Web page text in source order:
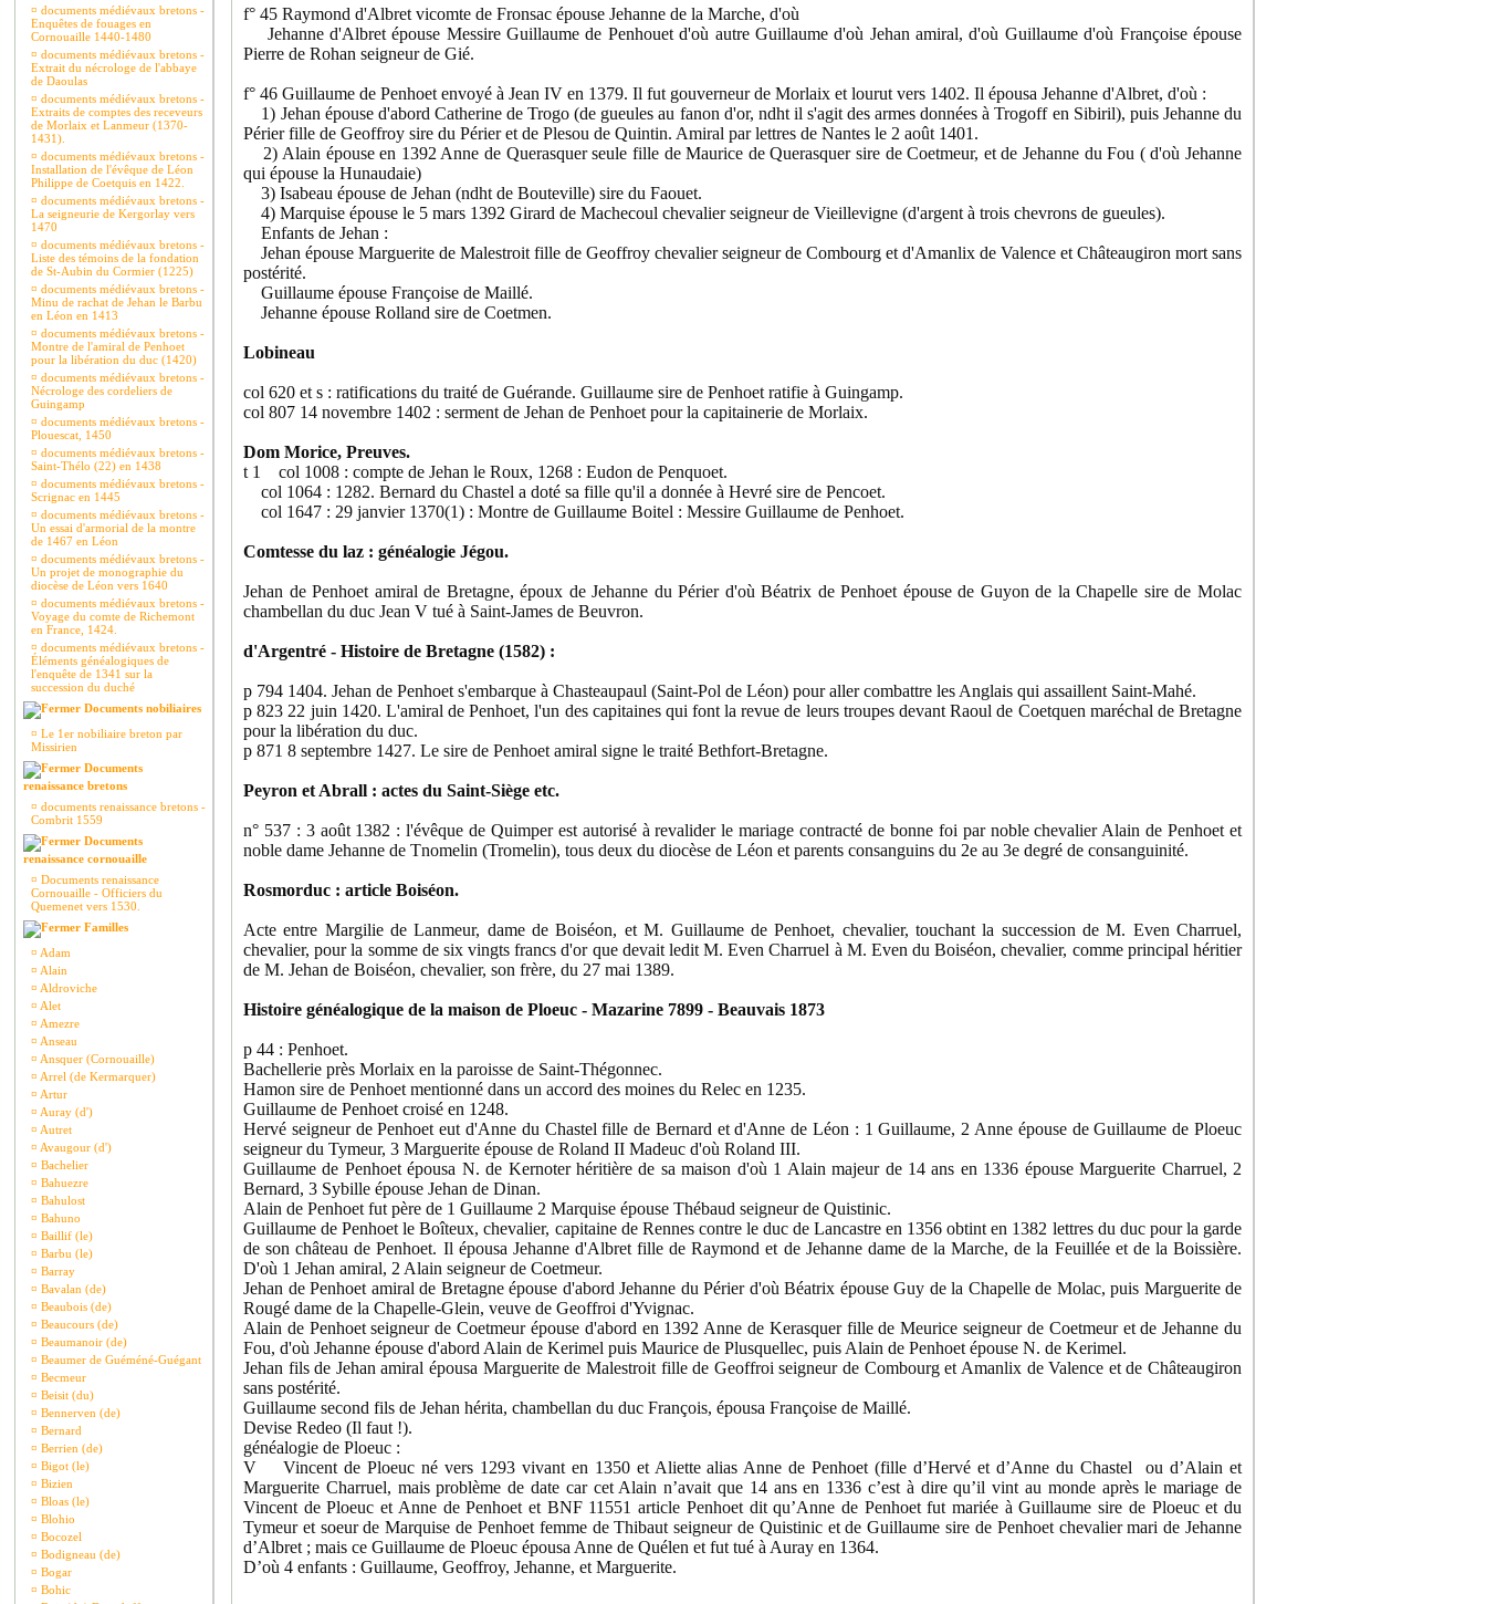
¤ documents médiévaux bretons -
Enquêtes de fouages en
Cornouaille 1440-1480
¤ documents médiévaux bretons -
Extrait du nécrologe de l'abbaye
de Daoulas
¤ documents médiévaux bretons -
Extraits de comptes des receveurs
de Morlaix et Lanmeur (1370-
1431).
¤ documents médiévaux bretons -
Installation de l'évêque de Léon
Philippe de Coetquis en 1422.
¤ documents médiévaux bretons -
La seigneurie de Kergorlay vers
1470
¤ documents médiévaux bretons -
Liste des témoins de la fondation
de St-Aubin du Cormier (1225)
¤ documents médiévaux bretons -
Minu de rachat de Jehan le Barbu
en Léon en 1413
¤ documents médiévaux bretons -
Montre de l'amiral de Penhoet
pour la libération du duc (1420)
¤ documents médiévaux bretons -
Nécrologe des cordeliers de
Guingamp
¤ documents médiévaux bretons -
Plouescat, 1450
¤ documents médiévaux bretons -
Saint-Thélo (22) en 1438
¤ documents médiévaux bretons -
Scrignac en 1445
¤ documents médiévaux bretons -
Un essai d'armorial de la montre
de 1467 en Léon
¤ documents médiévaux bretons -
Un projet de monographie du
diocèse de Léon vers 1640
¤ documents médiévaux bretons -
Voyage du comte de Richemont
en France, 1424.
¤ documents médiévaux bretons -
Éléments généalogiques de
l'enquête de 1341 sur la
succession du duché
Documents nobiliaires
¤ Le 1er nobiliaire breton par
Missirien
Documents
renaissance bretons
¤ documents renaissance bretons -
Combrit 1559
Documents
renaissance cornouaille
¤ Documents renaissance
Cornouaille - Officiers du
Quemenet vers 1530.
Familles
¤ Adam
¤ Alain
¤ Aldroviche
¤ Alet
¤ Amezre
¤ Anseau
¤ Ansquer (Cornouaille)
¤ Arrel (de Kermarquer)
¤ Artur
¤ Auray (d')
¤ Autret
¤ Avaugour (d')
¤ Bachelier
¤ Bahuezre
¤ Bahulost
¤ Bahuno
¤ Baillif (le)
¤ Barbu (le)
¤ Barray
¤ Bavalan (de)
¤ Beaubois (de)
¤ Beaucours (de)
¤ Beaumanoir (de)
¤ Beaumer de Guéméné-Guégant
¤ Becmeur
¤ Beisit (du)
¤ Bennerven (de)
¤ Bernard
¤ Berrien (de)
¤ Bigot (le)
¤ Bizien
¤ Bloas (le)
¤ Blohio
¤ Bocozel
¤ Bodigneau (de)
¤ Bogar
¤ Bohic
f° 45 Raymond d'Albret vicomte de Fronsac épouse Jehanne de la Marche, d'où
Jehanne d'Albret épouse Messire Guillaume de Penhouet d'où autre Guillaume d'où Jehan amiral, d'où Guillaume d'où Françoise épouse
Pierre de Rohan seigneur de Gié.
f° 46 Guillaume de Penhoet envoyé à Jean IV en 1379. Il fut gouverneur de Morlaix et lourut vers 1402. Il épousa Jehanne d'Albret, d'où :
1) Jehan épouse d'abord Catherine de Trogo (de gueules au fanon d'or, ndht il s'agit des armes données à Trogoff en Sibiril), puis Jehanne du
Périer fille de Geoffroy sire du Périer et de Plesou de Quintin. Amiral par lettres de Nantes le 2 août 1401.
2) Alain épouse en 1392 Anne de Querasquer seule fille de Maurice de Querasquer sire de Coetmeur, et de Jehanne du Fou ( d'où Jehanne
qui épouse la Hunaudaie)
3) Isabeau épouse de Jehan (ndht de Bouteville) sire du Faouet.
4) Marquise épouse le 5 mars 1392 Girard de Machecoul chevalier seigneur de Vieillevigne (d'argent à trois chevrons de gueules).
Enfants de Jehan :
Jehan épouse Marguerite de Malestroit fille de Geoffroy chevalier seigneur de Combourg et d'Amanlix de Valence et Châteaugiron mort sans
postérité.
Guillaume épouse Françoise de Maillé.
Jehanne épouse Rolland sire de Coetmen.
Lobineau
col 620 et s : ratifications du traité de Guérande. Guillaume sire de Penhoet ratifie à Guingamp.
col 807 14 novembre 1402 : serment de Jehan de Penhoet pour la capitainerie de Morlaix.
Dom Morice, Preuves.
t 1 col 1008 : compte de Jehan le Roux, 1268 : Eudon de Penquoet.
col 1064 : 1282. Bernard du Chastel a doté sa fille qu'il a donnée à Hevré sire de Pencoet.
col 1647 : 29 janvier 1370(1) : Montre de Guillaume Boitel : Messire Guillaume de Penhoet.
Comtesse du laz : généalogie Jégou.
Jehan de Penhoet amiral de Bretagne, époux de Jehanne du Périer d'où Béatrix de Penhoet épouse de Guyon de la Chapelle sire de Molac
chambellan du duc Jean V tué à Saint-James de Beuvron.
d'Argentré - Histoire de Bretagne (1582) :
p 794 1404. Jehan de Penhoet s'embarque à Chasteaupaul (Saint-Pol de Léon) pour aller combattre les Anglais qui assaillent Saint-Mahé.
p 823 22 juin 1420. L'amiral de Penhoet, l'un des capitaines qui font la revue de leurs troupes devant Raoul de Coetquen maréchal de Bretagne
pour la libération du duc.
p 871 8 septembre 1427. Le sire de Penhoet amiral signe le traité Bethfort-Bretagne.
Peyron et Abrall : actes du Saint-Siège etc.
n° 537 : 3 août 1382 : l'évêque de Quimper est autorisé à revalider le mariage contracté de bonne foi par noble chevalier Alain de Penhoet et
noble dame Jehanne de Tnomelin (Tromelin), tous deux du diocèse de Léon et parents consanguins du 2e au 3e degré de consanguinité.
Rosmorduc : article Boiséon.
Acte entre Margilie de Lanmeur, dame de Boiséon, et M. Guillaume de Penhoet, chevalier, touchant la succession de M. Even Charruel,
chevalier, pour la somme de six vingts francs d'or que devait ledit M. Even Charruel à M. Even du Boiséon, chevalier, comme principal héritier
de M. Jehan de Boiséon, chevalier, son frère, du 27 mai 1389.
Histoire généalogique de la maison de Ploeuc - Mazarine 7899 - Beauvais 1873
p 44 : Penhoet.
Bachellerie près Morlaix en la paroisse de Saint-Thégonnec.
Hamon sire de Penhoet mentionné dans un accord des moines du Relec en 1235.
Guillaume de Penhoet croisé en 1248.
Hervé seigneur de Penhoet eut d'Anne du Chastel fille de Bernard et d'Anne de Léon : 1 Guillaume, 2 Anne épouse de Guillaume de Ploeuc
seigneur du Tymeur, 3 Marguerite épouse de Roland II Madeuc d'où Roland III.
Guillaume de Penhoet épousa N. de Kernoter héritière de sa maison d'où 1 Alain majeur de 14 ans en 1336 épouse Marguerite Charruel, 2
Bernard, 3 Sybille épouse Jehan de Dinan.
Alain de Penhoet fut père de 1 Guillaume 2 Marquise épouse Thébaud seigneur de Quistinic.
Guillaume de Penhoet le Boîteux, chevalier, capitaine de Rennes contre le duc de Lancastre en 1356 obtint en 1382 lettres du duc pour la garde
de son château de Penhoet. Il épousa Jehanne d'Albret fille de Raymond et de Jehanne dame de la Marche, de la Feuillée et de la Boissière.
D'où 1 Jehan amiral, 2 Alain seigneur de Coetmeur.
Jehan de Penhoet amiral de Bretagne épouse d'abord Jehanne du Périer d'où Béatrix épouse Guy de la Chapelle de Molac, puis Marguerite de
Rougé dame de la Chapelle-Glein, veuve de Geoffroi d'Yvignac.
Alain de Penhoet seigneur de Coetmeur épouse d'abord en 1392 Anne de Kerasquer fille de Meurice seigneur de Coetmeur et de Jehanne du
Fou, d'où Jehanne épouse d'abord Alain de Kerimel puis Maurice de Plusquellec, puis Alain de Penhoet épouse N. de Kerimel.
Jehan fils de Jehan amiral épousa Marguerite de Malestroit fille de Geoffroi seigneur de Combourg et Amanlix de Valence et de Châteaugiron
sans postérité.
Guillaume second fils de Jehan hérita, chambellan du duc François, épousa Françoise de Maillé.
Devise Redeo (Il faut !).
généalogie de Ploeuc :
V Vincent de Ploeuc né vers 1293 vivant en 1350 et Aliette alias Anne de Penhoet (fille d’Hervé et d’Anne du Chastel ou d’Alain et
Marguerite Charruel, mais problème de date car cet Alain n’avait que 14 ans en 1336 c’est à dire qu’il vint au monde après le mariage de
Vincent de Ploeuc et Anne de Penhoet et BNF 11551 article Penhoet dit qu’Anne de Penhoet fut mariée à Guillaume sire de Ploeuc et du
Tymeur et soeur de Marquise de Penhoet femme de Thibaut seigneur de Quistinic et de Guillaume sire de Penhoet chevalier mari de Jehanne
d’Albret ; mais ce Guillaume de Ploeuc épousa Anne de Quélen et fut tué à Auray en 1364.
D’où 4 enfants : Guillaume, Geoffroy, Jehanne, et Marguerite.